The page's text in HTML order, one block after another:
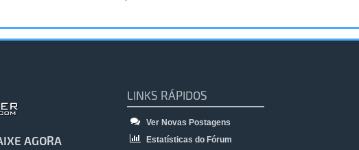
AGORA
LINKS RÁPIDOS
Ver Novas Postagens
Estatísticas do Fórum